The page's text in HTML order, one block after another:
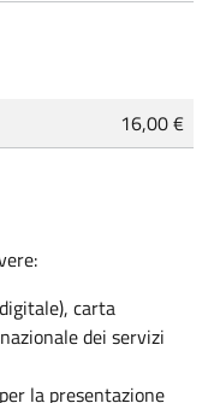
16,00 €
carta
dei servizi
la presentazione